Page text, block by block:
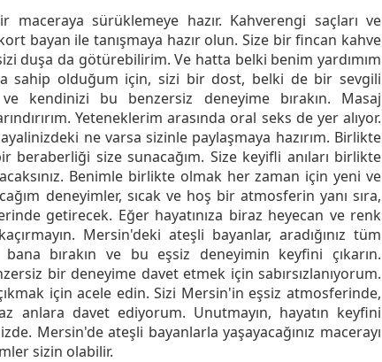
sürüklemeye hazır. Kahverengi saçları ve
bayan ile tanışmaya hazır olun. Size bir fincan kahve
duşa da götürebilirim. Ve hatta belki benim yardımım
sahip olduğum için, sizi bir dost, belki de bir sevgili
ve kendinizi bu benzersiz deneyime bırakın. Masaj
Yeteneklerim arasında oral seks de yer alıyor.
ne varsa sizinle paylaşmaya hazırım. Birlikte
beraberliği size sunacağım. Size keyifli anıları birlikte
Benimle birlikte olmak her zaman için yeni ve
deneyimler, sıcak ve hoş bir atmosferin yanı sıra,
getirecek. Eğer hayatınıza biraz heyecan ve renk
Mersin'deki ateşli bayanlar, aradığınız tüm
bırakın ve bu eşsiz deneyimin keyfini çıkarın.
bir deneyime davet etmek için sabırsızlanıyorum.
için acele edin. Sizi Mersin'in eşsiz atmosferinde,
anlara davet ediyorum. Unutmayın, hayatın keyfini
Mersin'de ateşli bayanlarla yaşayacağınız macerayı
sizin olabilir.